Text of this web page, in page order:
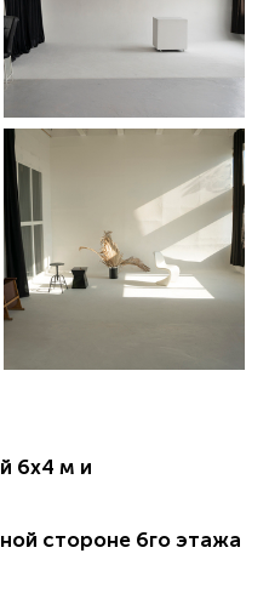
6х4 м и
стороне 6го этажа